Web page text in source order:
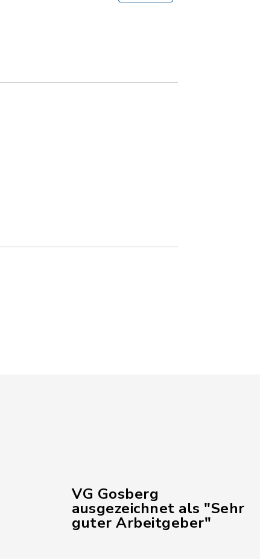
VG Gosberg
ausgezeichnet als "Sehr
guter Arbeitgeber"